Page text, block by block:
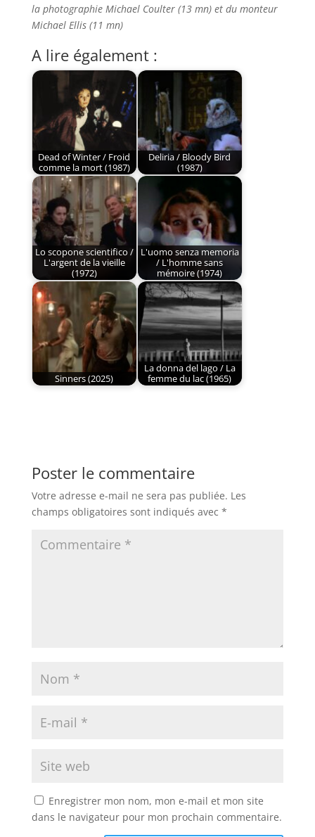
la photographie Michael Coulter (13 mn) et du monteur
Michael Ellis (11 mn)
A lire également :
Dead of Winter / Froid
comme la mort (1987)
Deliria / Bloody Bird
(1987)
Lo scopone scientifico /
L'argent de la vieille
(1972)
L'uomo senza memoria
/ L'homme sans
mémoire (1974)
Sinners (2025)
La donna del lago / La
femme du lac (1965)
Poster le commentaire
Votre adresse e-mail ne sera pas publiée. Les
champs obligatoires sont indiqués avec *
Enregistrer mon nom, mon e-mail et mon site
dans le navigateur pour mon prochain commentaire.